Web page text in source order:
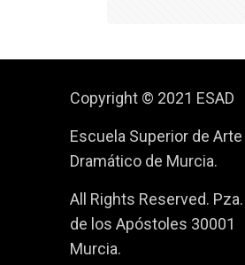
Copyright © 2021 ESAD
Escuela Superior de Arte
Dramático de Murcia.
All Rights Reserved. Pza.
de los Apóstoles 30001
Murcia.